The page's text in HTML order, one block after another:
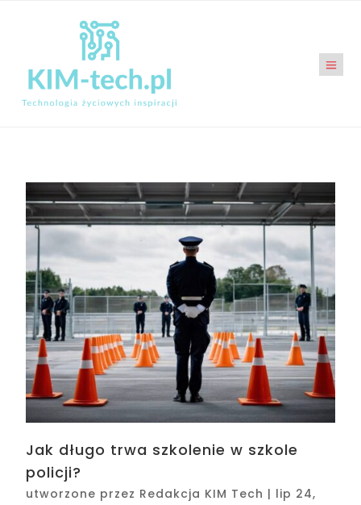
Jak długo trwa szkolenie w szkole
policji?
utworzone przez Redakcja KIM Tech | lip 24,